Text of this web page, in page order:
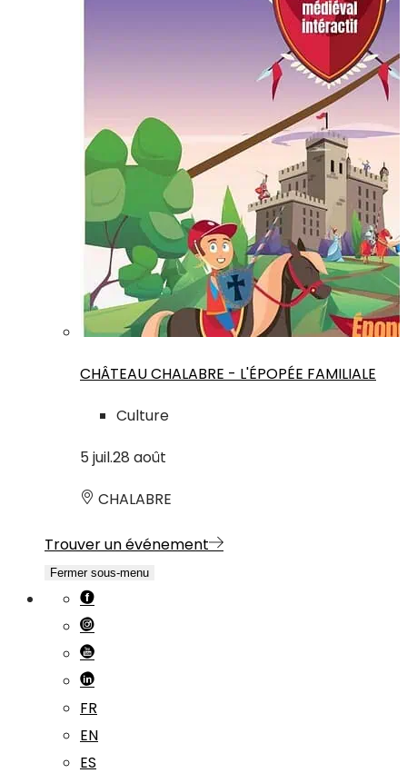
CHÂTEAU CHALABRE - L'ÉPOPÉE FAMILIALE
Culture
5 juil.28 août
CHALABRE
Trouver un événement
Fermer sous-menu
FR
EN
ES